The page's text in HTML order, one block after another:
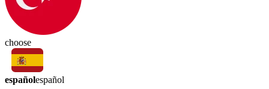
choose
españolespañol